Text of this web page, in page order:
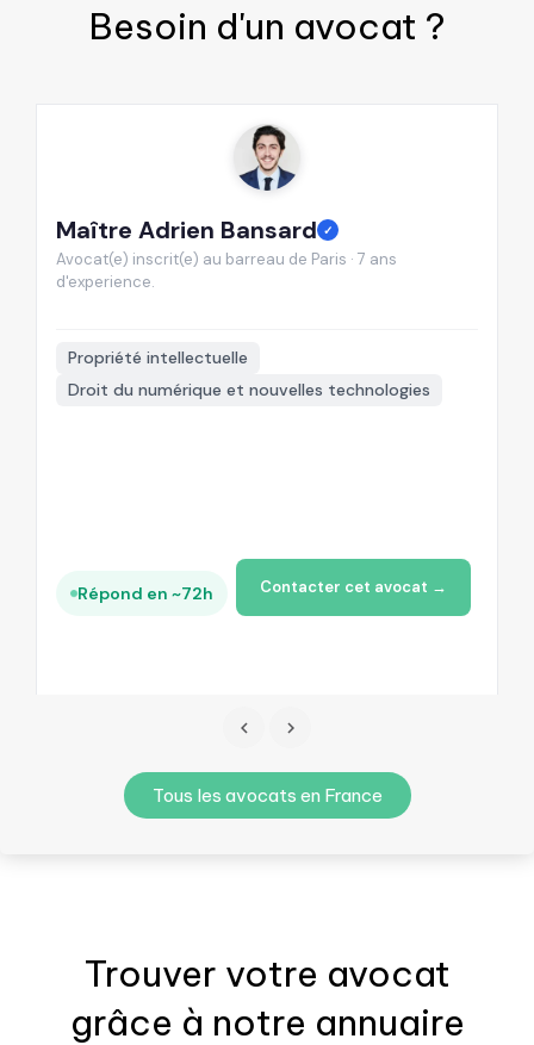
Besoin d'un avocat ?
Maître Adrien Bansard ✓
Avocat(e) inscrit(e) au barreau de Paris · 7 ans
d'experience.
Propriété intellectuelle
Droit du numérique et nouvelles technologies
Répond en ~72h Contacter cet avocat →
Tous les avocats en France
Trouver votre avocat
grâce à notre annuaire